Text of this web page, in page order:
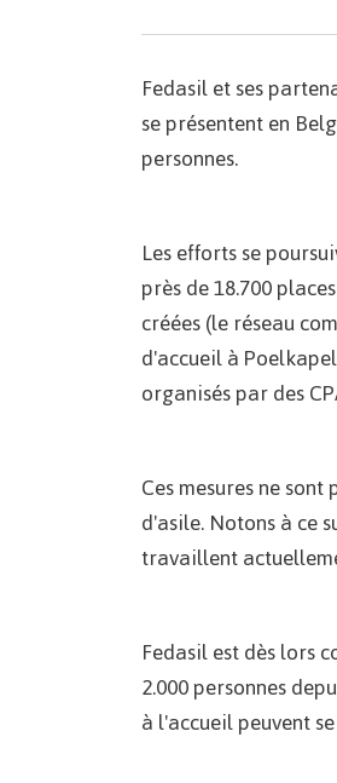
Fedasil et ses
se présentent en
personnes.
Les efforts se
près de 18.700
créées (le réseau
d'accueil à
organisés par des
Ces mesures ne
d'asile. Notons à ce
travaillent
Fedasil est dès lors
2.000 personnes
à l'accueil peuvent